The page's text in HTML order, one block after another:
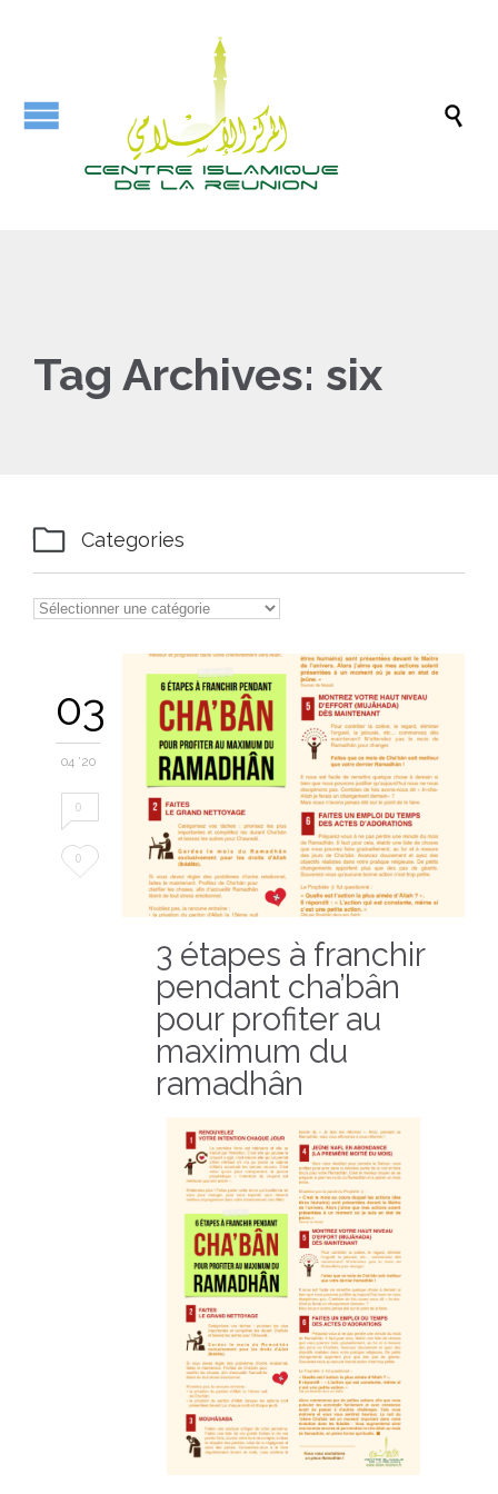

Tag Archives: six
 Categories
03
04 '20
0
Love
0
3 étapes à franchir
pendant cha’bân
pour profiter au
maximum du
ramadhân